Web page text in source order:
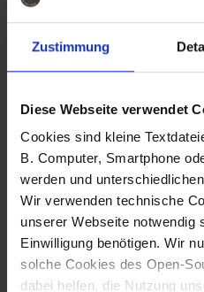
Zustimmung
Diese Webseite verwendet
Cookies sind kleine
B. Computer, Smartphone
werden und
Wir verwenden technische
unserer Webseite notwendig
Einwilligung benötigen. Wir
solche Cookies des Open-
dabei helfen, die Nutzung
Fotografo: Lorenz
Sternbach
Download